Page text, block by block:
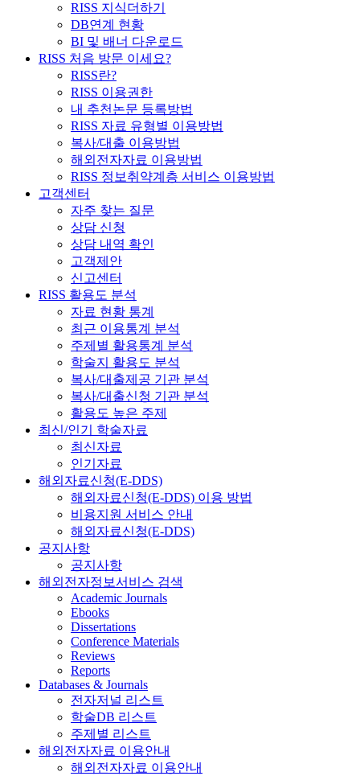
RISS 지식더하기
DB연계 현황
BI 및 배너 다운로드
RISS 처음 방문 이세요?
RISS란?
RISS 이용권한
내 추천논문 등록방법
RISS 자료 유형별 이용방법
복사/대출 이용방법
해외전자자료 이용방법
RISS 정보취약계층 서비스 이용방법
고객센터
자주 찾는 질문
상담 신청
상담 내역 확인
고객제안
신고센터
RISS 활용도 분석
자료 현황 통계
최근 이용통계 분석
주제별 활용통계 분석
학술지 활용도 분석
복사/대출제공 기관 분석
복사/대출신청 기관 분석
활용도 높은 주제
최신/인기 학술자료
최신자료
인기자료
해외자료신청(E-DDS)
해외자료신청(E-DDS) 이용 방법
비용지원 서비스 안내
해외자료신청(E-DDS)
공지사항
공지사항
해외전자정보서비스 검색
Academic Journals
Ebooks
Dissertations
Conference Materials
Reviews
Reports
Databases & Journals
전자저널 리스트
학술DB 리스트
주제별 리스트
해외전자자료 이용안내
해외전자자료 이용안내